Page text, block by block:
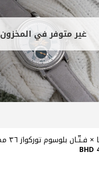
غير متوفر في المخزون
× فـتّـان بلوسوم توركواز ٣٦ مم
BHD